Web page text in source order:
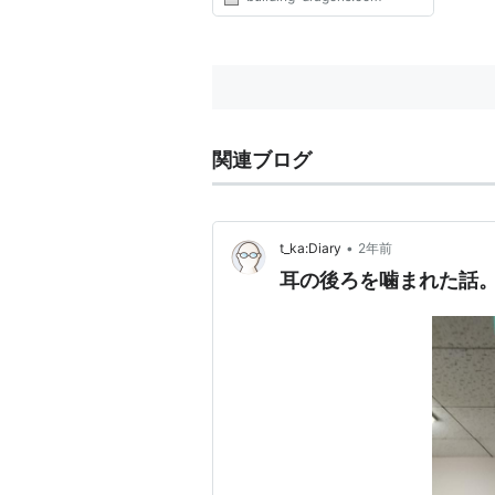
関連ブログ
t_ka:Diary • 2年前
耳の後ろを噛まれた話